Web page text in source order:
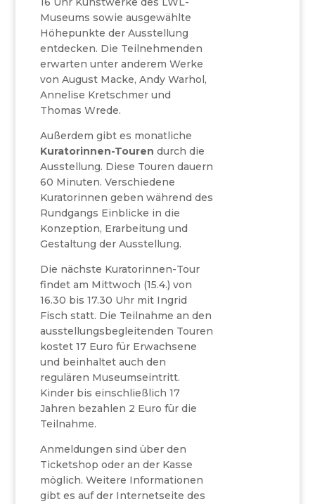
Museums sowie ausgewählte
Höhepunkte der Ausstellung
entdecken. Die Teilnehmenden
erwarten unter anderem Werke
von August Macke, Andy Warhol,
Annelise Kretschmer und
Thomas Wrede.
Außerdem gibt es monatliche
Kuratorinnen-Touren durch die
Ausstellung. Diese Touren dauern
60 Minuten. Verschiedene
Kuratorinnen geben während des
Rundgangs Einblicke in die
Konzeption, Erarbeitung und
Gestaltung der Ausstellung.
Die nächste Kuratorinnen-Tour
findet am Mittwoch (15.4.) von
16.30 bis 17.30 Uhr mit Ingrid
Fisch statt. Die Teilnahme an den
ausstellungsbegleitenden Touren
kostet 17 Euro für Erwachsene
und beinhaltet auch den
regulären Museumseintritt.
Kinder bis einschließlich 17
Jahren bezahlen 2 Euro für die
Teilnahme.
Anmeldungen sind über den
Ticketshop oder an der Kasse
möglich. Weitere Informationen
gibt es auf der Internetseite des